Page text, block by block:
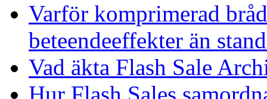
Varför komprimerad
beteendeeffekter än
Vad äkta Flash Sale